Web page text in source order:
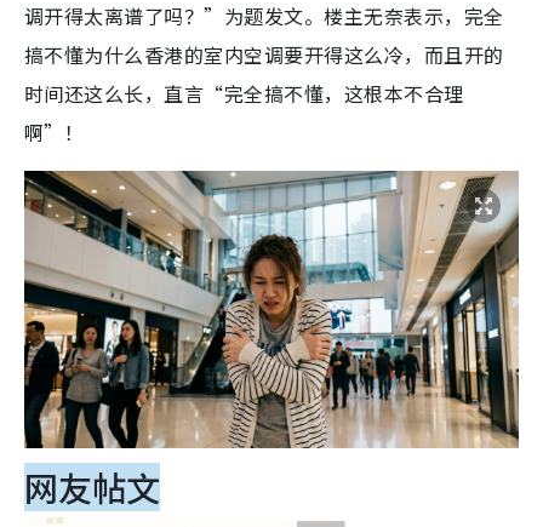
调开得太离谱了吗？”为题发文。楼主无奈表示，完全
搞不懂为什么香港的室内空调要开得这么冷，而且开的
时间还这么长，直言“完全搞不懂，这根本不合理
啊”！
网友帖文